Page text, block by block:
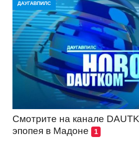
ДАУГАВПИЛС
Смотрите на канале
эпопея в Мадоне
1